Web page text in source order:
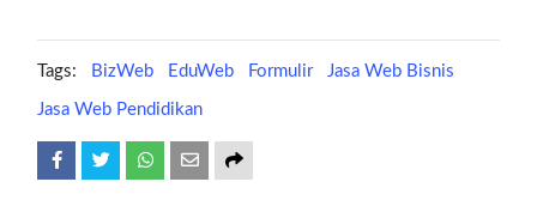
Tags: BizWeb EduWeb Formulir Jasa Web Bisnis
Jasa Web Pendidikan